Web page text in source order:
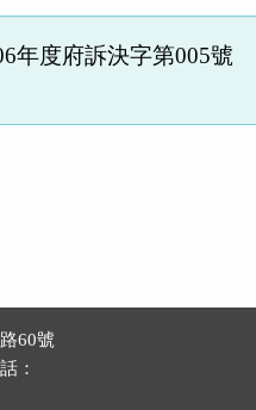
年度府訴決字第005號
60號
：